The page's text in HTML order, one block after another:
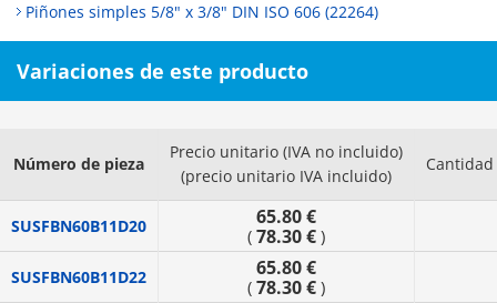
Piñones simples 5/8" x 3/8" DIN ISO 606 (22264)
Variaciones de este producto
Número de pieza
Precio unitario (IVA no incluido)
(precio unitario IVA incluido)
SUSFBN60B11D20 65.80 €
( 78.30 € )
SUSFBN60B11D22 65.80 €
( 78.30 € )